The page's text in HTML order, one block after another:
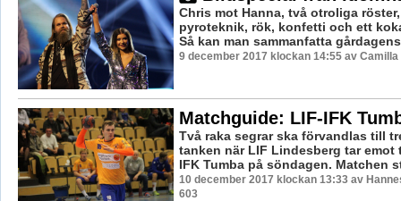
Chris mot Hanna, två otroliga
pyroteknik, rök, konfetti och ett
Så kan man sammanfatta
9 december 2017 klockan 14:55 av Camilla
Matchguide: LIF-IFK
Två raka segrar ska förvandlas till
tanken när LIF Lindesberg tar emot
IFK Tumba på söndagen. Matchen
10 december 2017 klockan 13:33 av
603